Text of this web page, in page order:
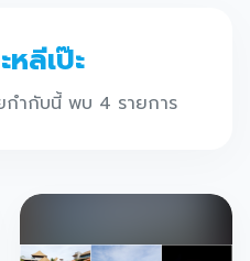
หลีเป๊ะ
กำกับนี้ พบ 4 รายการ